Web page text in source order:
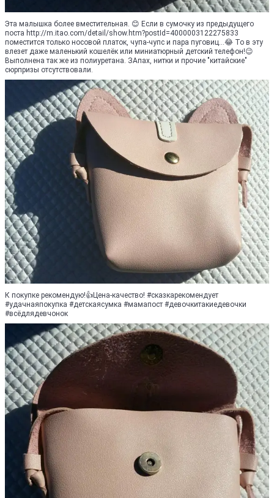
Эта малышка более вместительная. 😊 Если в сумочку из предыдущего
поста http://m.itao.com/detail/show.htm?postId=4000003122275833
поместится только носовой платок, чупа-чупс и пара пуговиц...😂 То в эту
влезет даже маленький кошелёк или миниатюрный детский телефон!😉
Выполнена так же из полиуретана. ЗАпах, нитки и прочие "китайские"
сюрпризы отсутствовали.
К покупке рекомендую!👍Цена-качество! #сказкарекомендует
#удачнаяпокупка #детскаясумка #мамапост #девочкитакиедевочки
#всёдлядевчонок